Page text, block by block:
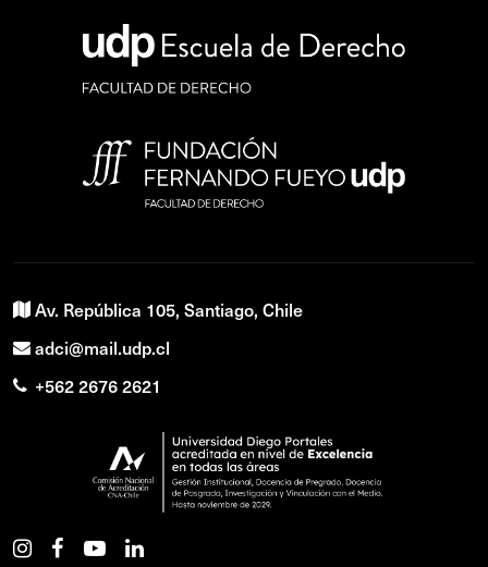
Av. República 105, Santiago, Chile
adci@mail.udp.cl
+562 2676 2621